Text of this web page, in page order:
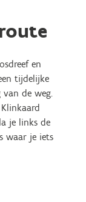
en
tijdelijke
de weg.
je links de
waar je iets